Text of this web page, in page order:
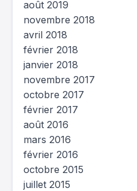
août 2019
novembre 2018
avril 2018
février 2018
janvier 2018
novembre 2017
octobre 2017
février 2017
août 2016
mars 2016
février 2016
octobre 2015
juillet 2015